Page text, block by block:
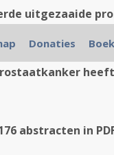
uitgezaaide
heeft
abstracten in
Donaties